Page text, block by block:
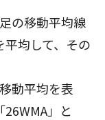
の移動平均線
均して、その
動平均を表
」と